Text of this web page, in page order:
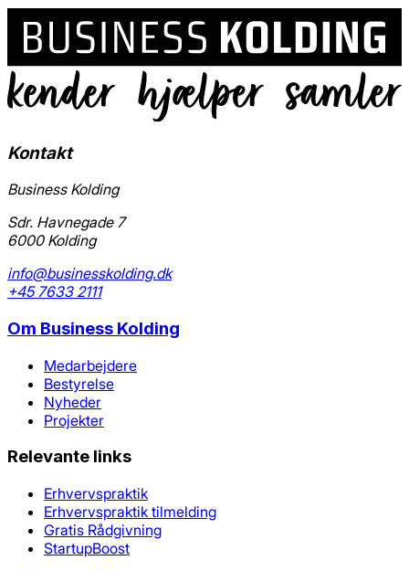
Kontakt
Business Kolding
Sdr. Havnegade 7
6000 Kolding
info@businesskolding.dk
+45 7633 2111
Om Business Kolding
Medarbejdere
Bestyrelse
Nyheder
Projekter
Relevante links
Erhvervspraktik
Erhvervspraktik tilmelding
Gratis Rådgivning
StartupBoost